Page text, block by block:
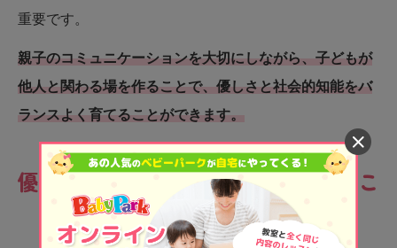
重要です。
親子のコミュニケーションを大切にしながら、子どもが
他人と関わる場を作ることで、優しさと社会的知能をバ
ランスよく育てることができます。
優しい子に育てるために親ができるこ
と